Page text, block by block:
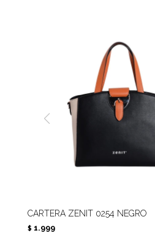
CARTERA ZENIT 0254 NEGRO
$ 1.999